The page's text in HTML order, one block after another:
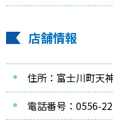
店舗情報
住所：富士川町天
電話番号：0556-